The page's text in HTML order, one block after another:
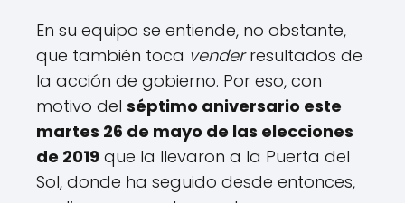
En su equipo se entiende, no obstante,
que también toca venderresultados de
la acción de gobierno. Por eso, con
motivo del séptimo aniversario este
martes 26 de mayo de las elecciones
de 2019 que la llevaron a la Puerta del
Sol, donde ha seguido desde entonces,